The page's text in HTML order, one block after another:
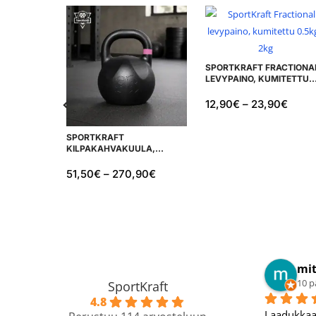
SPORTKRAFT
KILPAKAHVAKUULA,
51,50€ – 270,90€
SPORTKRAFT
LEVYPAINO, KUMITETTU
12,90€ – 23,90€
SportKraft
4.8
10